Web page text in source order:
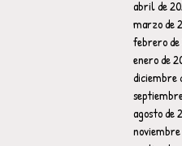
abril de
marzo de
febrero
enero de
diciembre
agosto de